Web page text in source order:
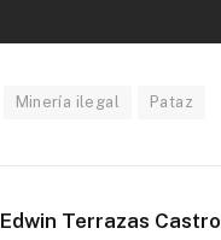
Minería ilegal Pataz
Edwin Terrazas Castro